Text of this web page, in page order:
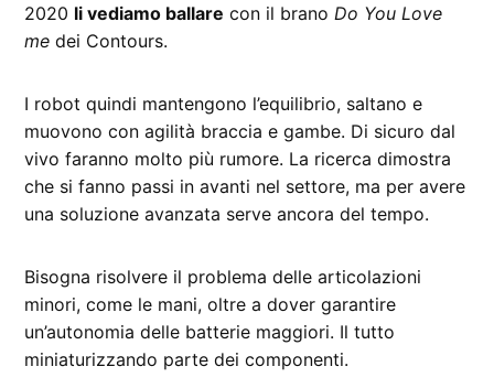
2020 li vediamo ballare con il brano Do You Love
me dei Contours.
I robot quindi mantengono l’equilibrio, saltano e
muovono con agilità braccia e gambe. Di sicuro dal
vivo faranno molto più rumore. La ricerca dimostra
che si fanno passi in avanti nel settore, ma per avere
una soluzione avanzata serve ancora del tempo.
Bisogna risolvere il problema delle articolazioni
minori, come le mani, oltre a dover garantire
un’autonomia delle batterie maggiori. Il tutto
miniaturizzando parte dei componenti.